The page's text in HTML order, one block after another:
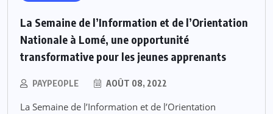
La Semaine de l’Information et de l’Orientation
Nationale à Lomé, une opportunité
transformative pour les jeunes apprenants
PAYPEOPLE AOÛT 08, 2022
La Semaine de l’Information et de l’Orientation